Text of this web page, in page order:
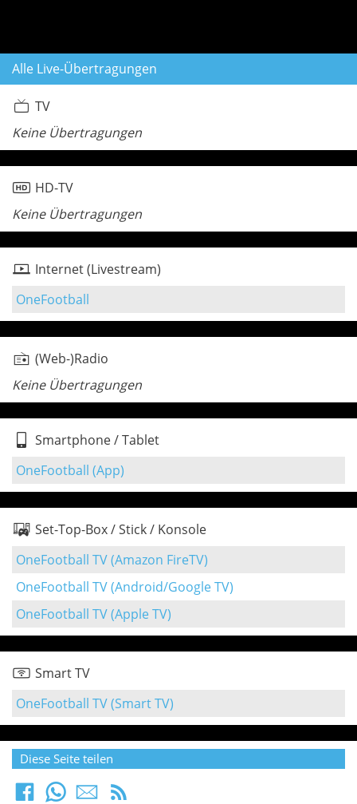
Alle Live-Übertragungen
TV
Keine Übertragungen
HD-TV
Keine Übertragungen
Internet (Livestream)
OneFootball
(Web-)Radio
Keine Übertragungen
Smartphone / Tablet
OneFootball (App)
Set-Top-Box / Stick / Konsole
OneFootball TV (Amazon FireTV)
OneFootball TV (Android/Google TV)
OneFootball TV (Apple TV)
Smart TV
OneFootball TV (Smart TV)
Diese Seite teilen